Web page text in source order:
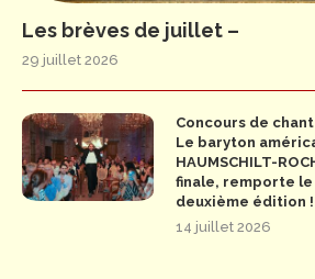
Les brèves de juillet –
29 juillet 2026
Concours de chant
Le baryton
HAUMSCHILT-
finale, remporte le
deuxième édition !
14 juillet 2026